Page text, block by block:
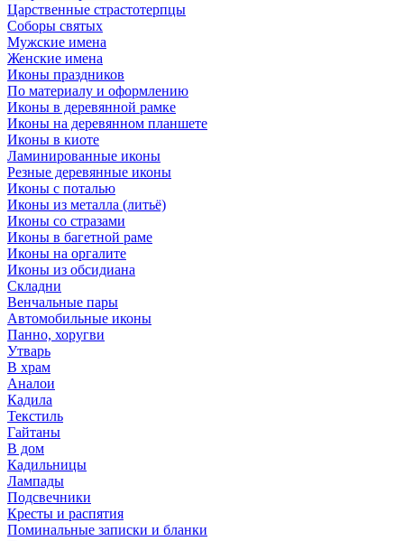
Царственные страстотерпцы
Соборы святых
Мужские имена
Женские имена
Иконы праздников
По материалу и оформлению
Иконы в деревянной рамке
Иконы на деревянном планшете
Иконы в киоте
Ламинированные иконы
Резные деревянные иконы
Иконы с поталью
Иконы из металла (литьё)
Иконы со стразами
Иконы в багетной раме
Иконы на оргалите
Иконы из обсидиана
Складни
Венчальные пары
Автомобильные иконы
Панно, хоругви
Утварь
В храм
Аналои
Кадила
Текстиль
Гайтаны
В дом
Кадильницы
Лампады
Подсвечники
Кресты и распятия
Поминальные записки и бланки